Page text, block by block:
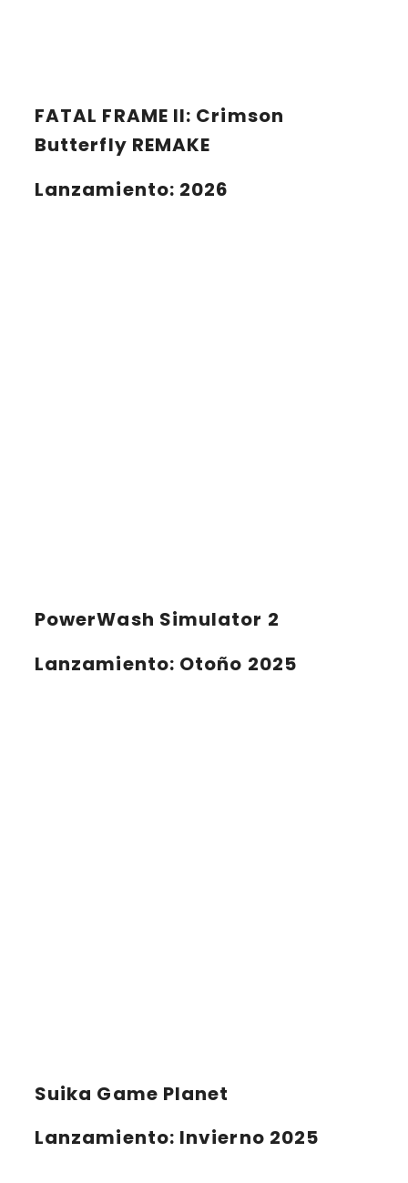
FATAL FRAME II: Crimson
Butterfly REMAKE
Lanzamiento: 2026
PowerWash Simulator 2
Lanzamiento: Otoño 2025
Suika Game Planet
Lanzamiento: Invierno 2025